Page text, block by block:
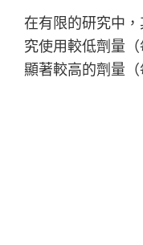
在有限的研究中
究使用較低劑量
顯著較高的劑量（